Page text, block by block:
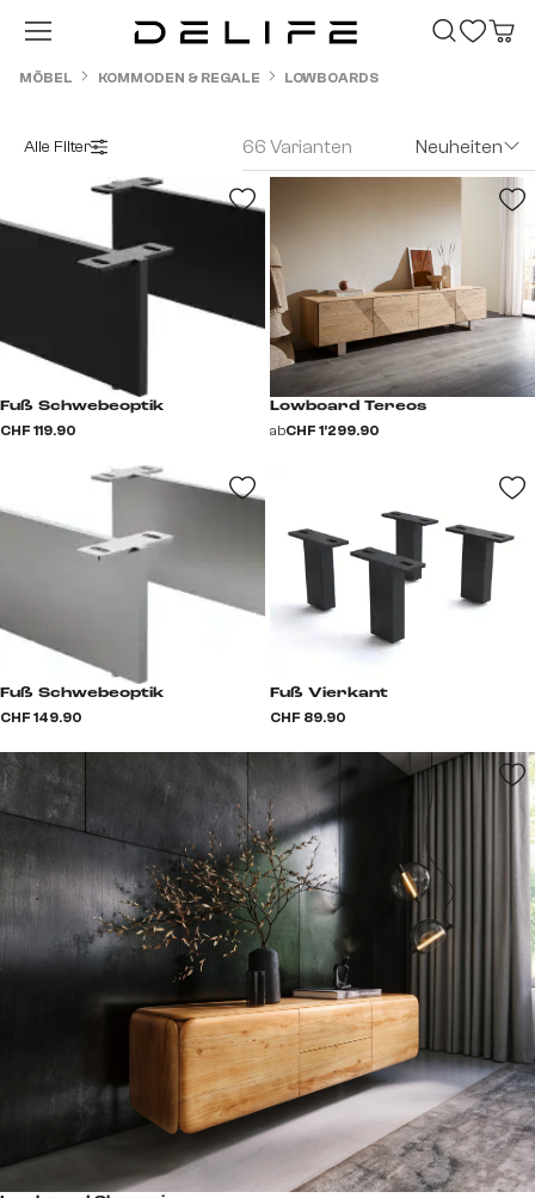
Zum Hauptinhalt springen
MÖBEL KOMMODEN & REGALE LOWBOARDS
Alle Filter 66 Varianten Neuheiten
Fuß Schwebeoptik
CHF 119.90
Lowboard Tereos
abCHF 1’299.90
Fuß Schwebeoptik
CHF 149.90
Fuß Vierkant
CHF 89.90